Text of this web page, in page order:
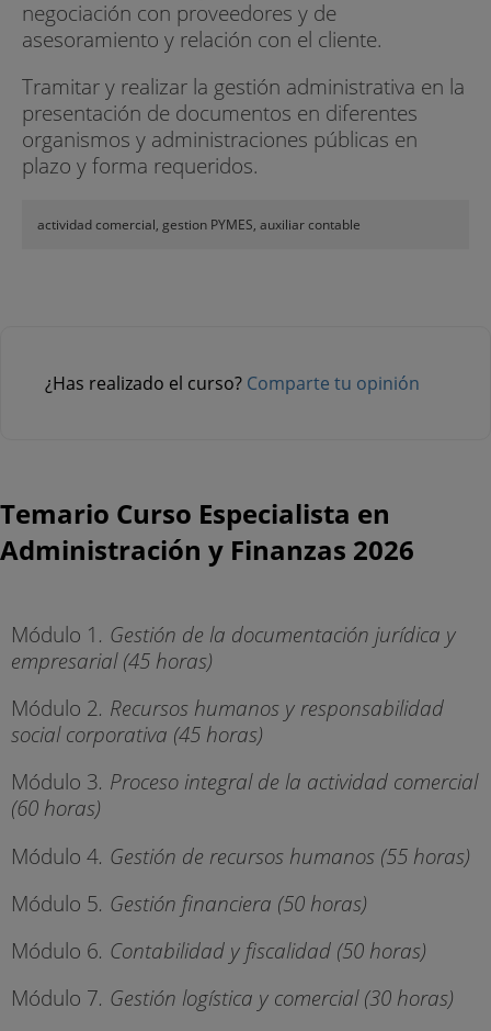
negociación con proveedores y de
asesoramiento y relación con el cliente.
Tramitar y realizar la gestión administrativa en la
presentación de documentos en diferentes
organismos y administraciones públicas en
plazo y forma requeridos.
actividad comercial, gestion PYMES, auxiliar contable
¿Has realizado el curso? Comparte tu opinión
Temario Curso Especialista en
Administración y Finanzas 2026
Módulo 1. Gestión de la documentación jurídica y
empresarial (45 horas)
Módulo 2. Recursos humanos y responsabilidad
social corporativa (45 horas)
Módulo 3. Proceso integral de la actividad comercial
(60 horas)
Módulo 4. Gestión de recursos humanos (55 horas)
Módulo 5. Gestión financiera (50 horas)
Módulo 6. Contabilidad y fiscalidad (50 horas)
Módulo 7. Gestión logística y comercial (30 horas)